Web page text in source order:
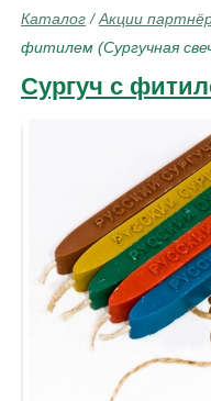
Каталог /Акции
фитилем (Сургучная
Сургуч с